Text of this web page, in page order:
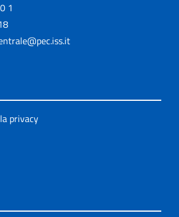
1
privacy